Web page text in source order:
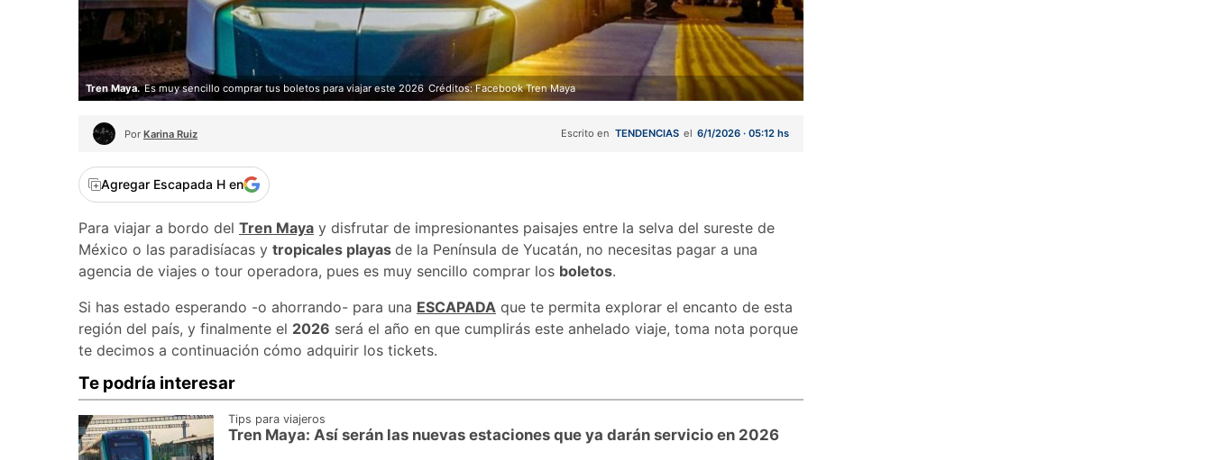
Tren Maya. Es muy sencillo comprar tus boletos para viajar este 2026 Créditos: Facebook Tren Maya
Por Karina Ruiz Escrito en TENDENCIAS el 6/1/2026 · 05:12 hs
Agregar Escapada H en
Para viajar a bordo del Tren Maya y disfrutar de impresionantes paisajes entre la selva del sureste de
México o las paradisíacas y tropicales playas de la Península de Yucatán, no necesitas pagar a una
agencia de viajes o tour operadora, pues es muy sencillo comprar los boletos.
Si has estado esperando -o ahorrando- para una ESCAPADA que te permita explorar el encanto de esta
región del país, y finalmente el 2026 será el año en que cumplirás este anhelado viaje, toma nota porque
te decimos a continuación cómo adquirir los tickets.
Te podría interesar
Tips para viajeros
Tren Maya: Así serán las nuevas estaciones que ya darán servicio en 2026